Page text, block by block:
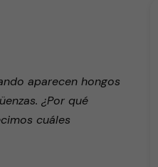
aparecen hongos
¿Por qué
cuáles